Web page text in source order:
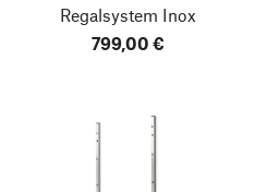
Regalsystem Inox
799,00 €